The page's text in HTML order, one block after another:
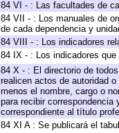
84 VI - : Las facultades de
84 VII - : Los manuales de
de cada dependencia y
84 VIII - : Los indicadores
84 IX - : Los indicadores
84 X - : El directorio de
realicen actos de autoridad
menos el nombre, cargo o
para recibir
correspondiente al título
84 XI A : Se publicará el